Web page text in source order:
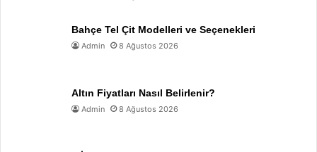
Bahçe Tel Çit Modelleri ve Seçenekleri
Admin 8 Ağustos 2026
Altın Fiyatları Nasıl Belirlenir?
Admin 8 Ağustos 2026